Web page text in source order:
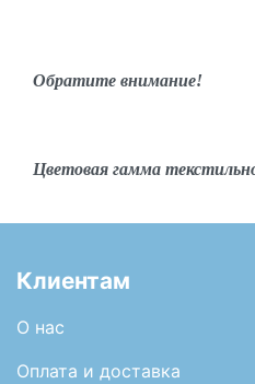
Обратите внимание!
Цветовая гамма
Клиентам
О нас
Оплата и доставка